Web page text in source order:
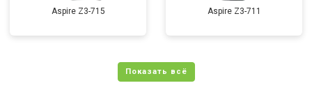
Aspire Z3-715 Aspire Z3-711